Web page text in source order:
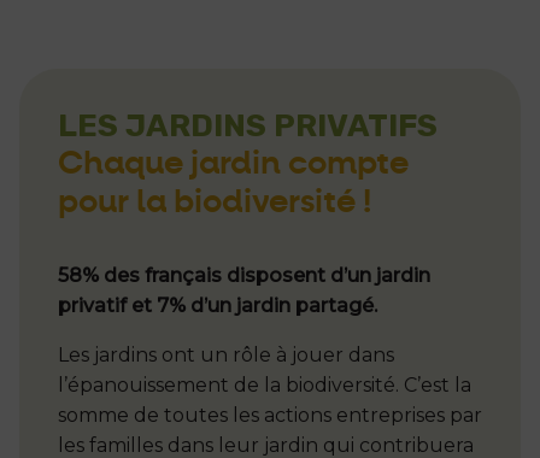
LES JARDINS PRIVATIFS
Chaque jardin compte
pour la biodiversité !
58% des français disposent d’un jardin
privatif et 7% d’un jardin partagé.
Les jardins ont un rôle à jouer dans
l’épanouissement de la biodiversité. C’est la
somme de toutes les actions entreprises par
les familles dans leur jardin qui contribuera